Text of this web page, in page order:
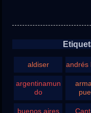
aldiser andrés
argentinamun
do
buenos aires